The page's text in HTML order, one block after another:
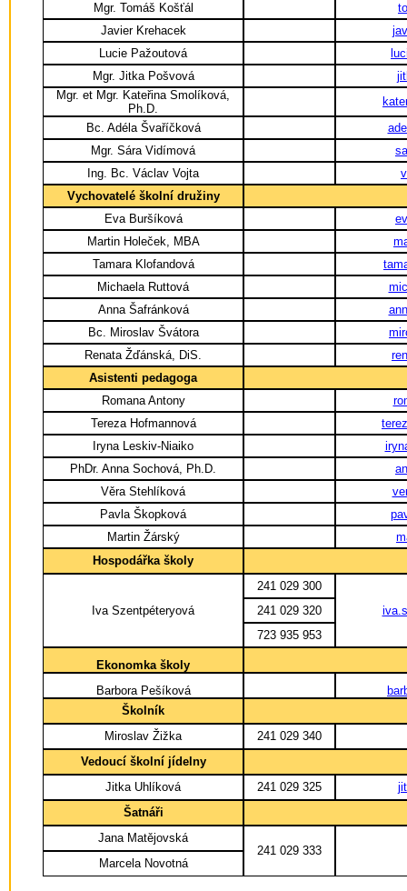
Mgr. Tomáš Košťál
Javier Krehacek
Lucie Pažoutová
Mgr. Jitka Pošvová
Mgr. et Mgr. Kateřina Smolíková,
Ph.D.
Bc. Adéla Švaříčková
Mgr. Sára Vidímová
Ing. Bc. Václav Vojta
Vychovatelé školní družiny
Eva Buršíková
Martin Holeček, MBA
Tamara Klofandová
Michaela Ruttová
Anna Šafránková
Bc. Miroslav Švátora
Renata Žďánská, DiS.
Asistenti pedagoga
Romana Antony
Tereza Hofmannová
Iryna Leskiv-Niaiko
PhDr. Anna Sochová, Ph.D.
Věra Stehlíková
Pavla Škopková
Martin Žárský
Hospodářka školy
Iva Szentpéteryová
241 029 300
241 029 320
723 935 953
Ekonomka školy
Barbora Pešíková
Školník
Miroslav Žižka
241 029 340
Vedoucí školní jídelny
Jitka Uhlíková
241 029 325
Šatnáři
Jana Matějovská
241 029 333
Marcela Novotná